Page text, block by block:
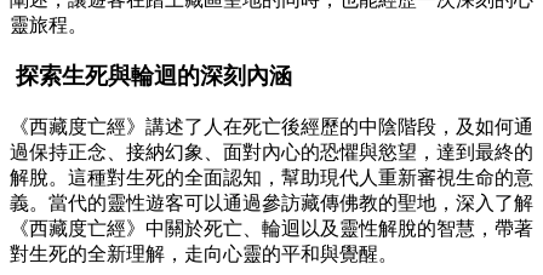
靈旅程。
探索生死與輪迴的深刻內涵
《西藏度亡經》講述了人在死亡後經歷的中陰階段，及如何通
過保持正念、接納幻象、面對內心的恐懼與慾望，達到最終的
解脫。這種對生死的全面認知，幫助現代人重新審視生命的意
義。當代的靈性遊客可以通過參訪藏傳佛教的聖地，深入了解
《西藏度亡經》中關於死亡、輪迴以及靈性解脫的智慧，帶著
對生死的全新理解，走向心靈的平和與覺醒。